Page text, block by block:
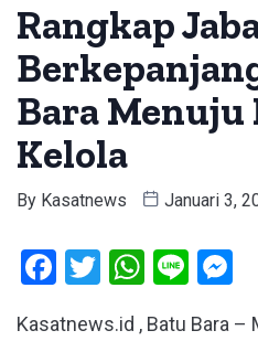
Rangkap
Bara
Kelola
By Kasatnews Januari 3,
Facebook
TwitterLine
Kasatnews.id , Batu Bara –